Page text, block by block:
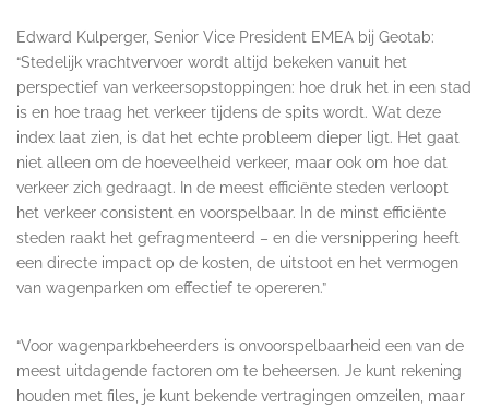
Edward Kulperger, Senior Vice President EMEA bij Geotab:
“Stedelijk vrachtvervoer wordt altijd bekeken vanuit het
perspectief van verkeersopstoppingen: hoe druk het in een stad
is en hoe traag het verkeer tijdens de spits wordt. Wat deze
index laat zien, is dat het echte probleem dieper ligt. Het gaat
niet alleen om de hoeveelheid verkeer, maar ook om hoe dat
verkeer zich gedraagt. In de meest efficiënte steden verloopt
het verkeer consistent en voorspelbaar. In de minst efficiënte
steden raakt het gefragmenteerd – en die versnippering heeft
een directe impact op de kosten, de uitstoot en het vermogen
van wagenparken om effectief te opereren.”
“Voor wagenparkbeheerders is onvoorspelbaarheid een van de
meest uitdagende factoren om te beheersen. Je kunt rekening
houden met files, je kunt bekende vertragingen omzeilen, maar